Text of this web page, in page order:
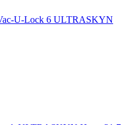
U-Lock 6 ULTRASKYN